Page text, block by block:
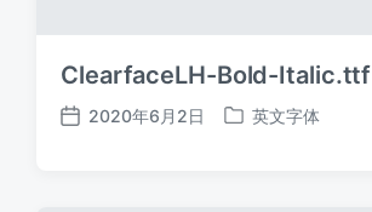
ClearfaceLH-Bold-Italic.ttf
发
2020年6月2日
发
英文字体